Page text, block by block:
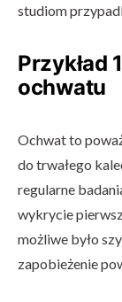
studiom
Przykład
ochwatu
Ochwat to
do trwałego
regularne
wykrycie
możliwe było
zapobieżenie